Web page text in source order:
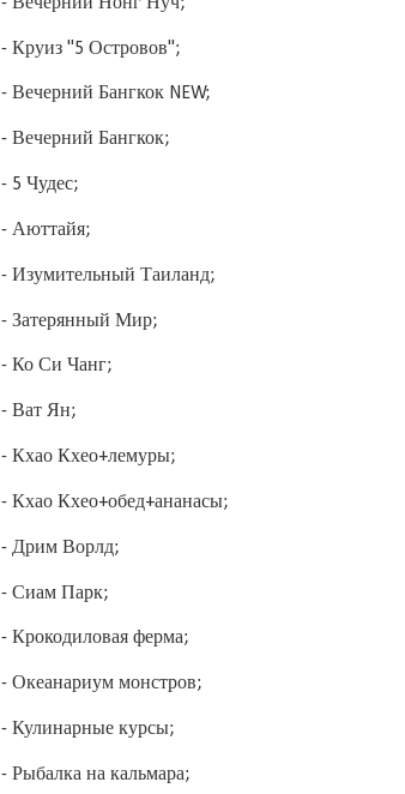
- Круиз "5 Островов";
- Вечерний Бангкок NEW;
- Вечерний Бангкок;
- 5 Чудес;
- Аюттайя;
- Изумительный Таиланд;
- Затерянный Мир;
- Ко Си Чанг;
- Ват Ян;
- Кхао Кхео+лемуры;
- Кхао Кхео+обед+ананасы;
- Дрим Ворлд;
- Сиам Парк;
- Крокодиловая ферма;
- Океанариум монстров;
- Кулинарные курсы;
- Рыбалка на кальмара;